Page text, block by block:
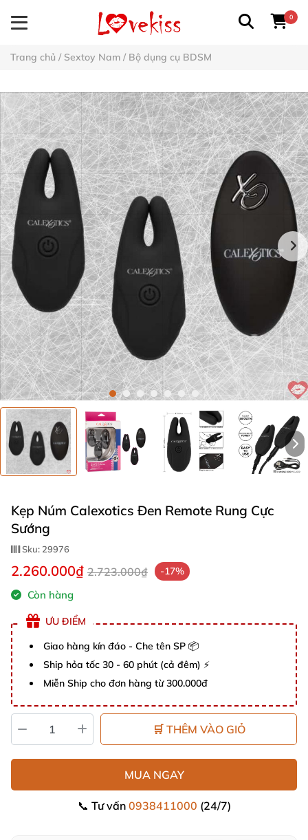
0
Trang chủ / Sextoy Nam / Bộ dụng cụ BDSM
Kẹp Núm Calexotics Đen Remote Rung Cực
Sướng
Sku: 29976
2.260.000₫ 2.723.000₫ -17%
Còn hàng
ƯU ĐIỂM
Giao hàng kín đáo - Che tên SP 📦
Ship hỏa tốc 30 - 60 phút (cả đêm) ⚡
Miễn Ship cho đơn hàng từ 300.000đ
🛒 THÊM VÀO GIỎ
MUA NGAY
📞 Tư vấn 0938411000 (24/7)